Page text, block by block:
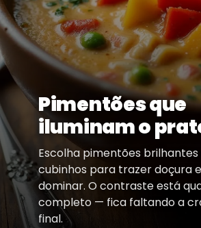
Pimentões que
iluminam o
Escolha pimentões
cubinhos para trazer doçura
dominar. O contraste está
completo — fica faltando a
final.